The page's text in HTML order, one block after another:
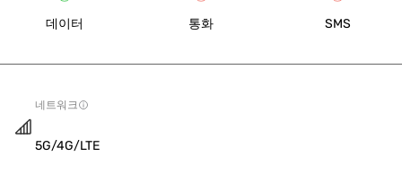
데이터 통화 SMS
네트워크
5G/4G/LTE